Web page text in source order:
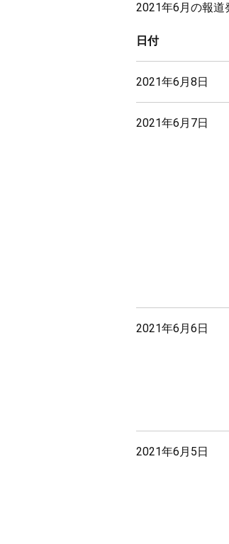
2021年6月の報道
日付
2021年6月8日
2021年6月7日
2021年6月6日
2021年6月5日